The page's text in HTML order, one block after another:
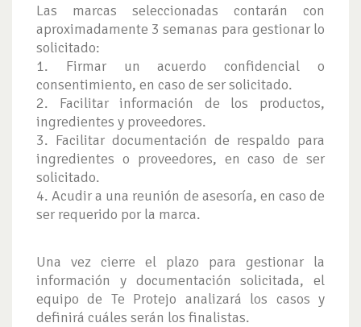
Las marcas seleccionadas contarán con
aproximadamente 3 semanas para gestionar lo
solicitado:
1. Firmar un acuerdo confidencial o
consentimiento, en caso de ser solicitado.
2. Facilitar información de los productos,
ingredientes y proveedores.
3. Facilitar documentación de respaldo para
ingredientes o proveedores, en caso de ser
solicitado.
4. Acudir a una reunión de asesoría, en caso de
ser requerido por la marca.
Una vez cierre el plazo para gestionar la
información y documentación solicitada, el
equipo de Te Protejo analizará los casos y
definirá cuáles serán los finalistas.